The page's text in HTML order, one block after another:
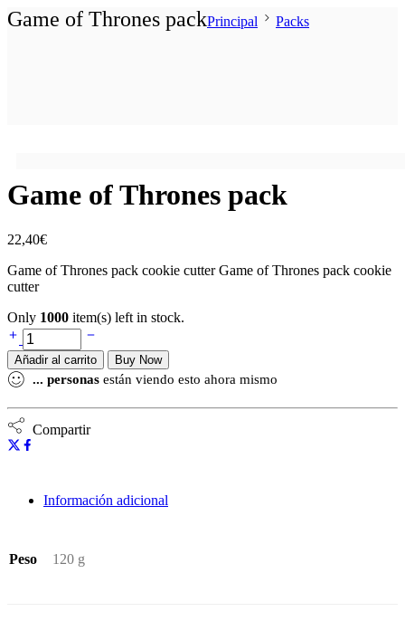
Game of Thrones packPrincipal Packs
Game of Thrones pack
22,40€
Game of Thrones pack cookie cutter Game of Thrones pack cookie
cutter
Only 1000 item(s) left in stock.
Añadir al carrito Buy Now
... personas están viendo esto ahora mismo
Compartir
Información adicional
Peso 120 g